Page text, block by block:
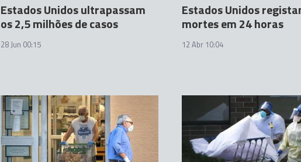
Estados Unidos ultrapassam
os 2,5 milhões de casos
28 Jun 00:15
Estados Unidos
mortes em 24 horas
12 Abr 10:04